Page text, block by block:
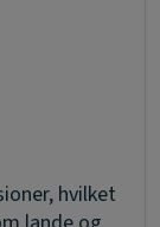
hvilket